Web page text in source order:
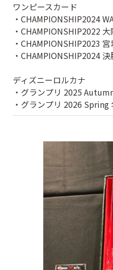
ワンピースカード
・CHAMPIONSHIP2024
・CHAMPIONSHIP2022
・CHAMPIONSHIP2023
・CHAMPIONSHIP2024
ディズニーロルカナ
・グランプリ 2025
・グランプリ 2026 Spring